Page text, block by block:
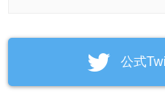
公式